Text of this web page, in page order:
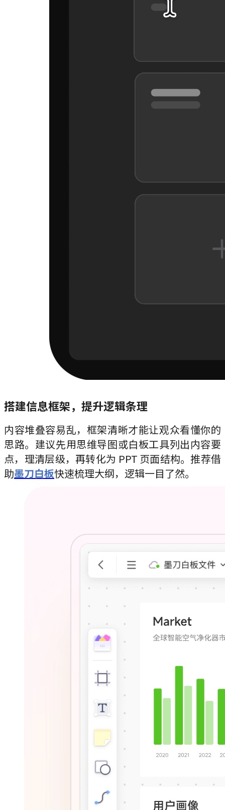
搭建信息框架，提升逻辑条理
内容堆叠容易乱，框架清晰才能让观众看懂你的
思路。建议先用思维导图或白板工具列出内容要
点，理清层级，再转化为 PPT 页面结构。推荐借
助墨刀白板快速梳理大纲，逻辑一目了然。